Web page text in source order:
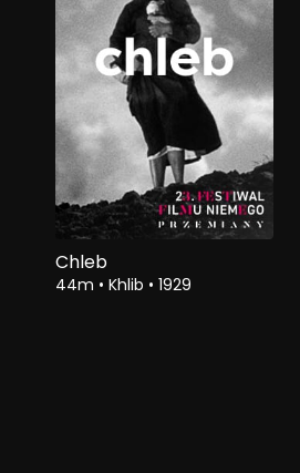
Chleb
44m • Khlib • 1929